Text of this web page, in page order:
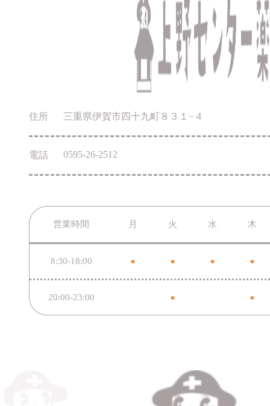
住所 三重県伊賀市四十九町８３１−４
電話 0595-26-2512
営業時間 月 火 水 木
8:30-18:00 ● ● ● ●
20:00-23:00 ● ●